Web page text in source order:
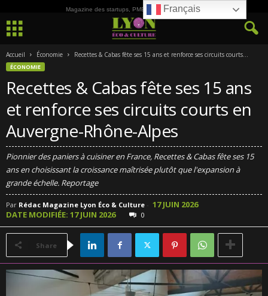
Magazine des startups, PME, ETI et de la Culture
Accueil Économie Recettes & Cabas fête ses 15 ans et renforce ses circuits courts...
ÉCONOMIE
Recettes & Cabas fête ses 15 ans
et renforce ses circuits courts en
Auvergne-Rhône-Alpes
Pionnier des paniers à cuisiner en France, Recettes & Cabas fête ses 15
ans en choisissant la croissance maîtrisée plutôt que l'expansion à
grande échelle. Reportage
Par Rédac Magazine Lyon Éco & Culture - 17 JUIN 2026
DATE MODIFIÉE: 17 JUIN 2026
0
Share
Français